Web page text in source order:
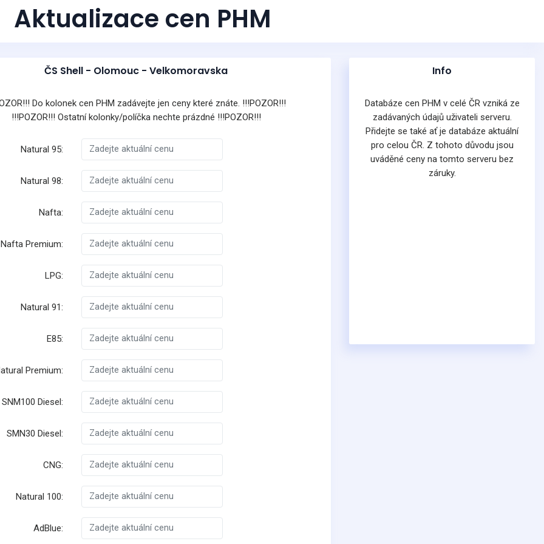
Aktualizace cen PHM
ČS Shell - Olomouc - Velkomoravska
Do kolonek cen PHM zadávejte jen ceny které znáte. !!!POZOR!!!
!!!POZOR!!! Ostatní kolonky/políčka nechte prázdné !!!POZOR!!!
Natural 95:
Natural 98:
Nafta:
Nafta Premium:
LPG:
Natural 91:
E85:
Premium:
SNM100 Diesel:
SMN30 Diesel:
CNG:
Natural 100:
AdBlue:
Info
Databáze cen PHM v celé ČR vzniká ze
zadávaných údajů uživateli serveru.
Přidejte se také ať je databáze aktuální
pro celou ČR. Z tohoto důvodu jsou
uváděné ceny na tomto serveru bez
záruky.